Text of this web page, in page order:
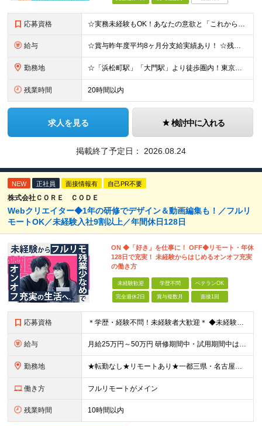
応募資格 ☆実務未経験もOK！あなたの意欲と「これから」を重視した積極採用を行います！ ●Adobe Premiere ProおよびAfter Effectsの使用経験 ∟学校での学習や独学・趣味レベルでもOK
給与 ☆賞与昨年度平均8ヶ月分支給実績あり！ ☆残業代全額支給＆残業月15h程度でプライベートも給与も安定！ ☆賞与支給実績が充実しており、頑張りはしっかり還元されます！ 月給21万円～23万円＋残業代全額
勤務地 ☆「浜松町駅」「大門駅」より徒歩圏内！東京湾が見える綺麗なオフィス！ 《本社》東京都港区海岸1-11-1 ニューピア竹芝ノースタワー5階
残業時間 20時間以内
求人を見る 検討中に入れる
掲載終了予定日： 2026.08.24
NEW 正社員 面接情報有 自己PR不要
株式会社ＣＯＲＥ ＣＯＤＥ
Webクリエイター◆1年の研修でデザイン＆動画編集も！／フルリ
モートOK／未経験入社9割以上／年間休日128日
ON ◆「好き」を仕事に！ OFF◆リモート・年休
128日で充実！ 未経験からはじめるオンオフ充実
の働き方
未経験歓迎 学歴不問 ベテランOK
完全週休2日 賞与複数月 面接1回
応募資格 ＊学歴・経験不問！未経験者大歓迎＊ ◆未経験からWebクリエイターとして働いてみたい方 ◆第二新卒・ブランクのある方も大歓迎！ ★学歴・知識・経験は一切問いません！ ★面接は「ポートフォリオ」「実
給与 月給25万円～50万円 研修期間中・試用期間中は給与が異なります。 >>研修期間中（入社6ヶ月後）の給与 一律：月給21万円～50万円 >>試用期間中（6ヶ月）の給与 関東：月給21万円～ 関西
勤務地 ★転勤なし★リモートあり★一都三県・名古屋・関西・九州 ◎案件によって ┗完全在宅勤務（フルリモート）も可能！ ┗希望に応じて幅広い働き方やプランが選べます！ ◆本社または一都三県 （東京都・
働き方 フルリモートがメイン
残業時間 10時間以内